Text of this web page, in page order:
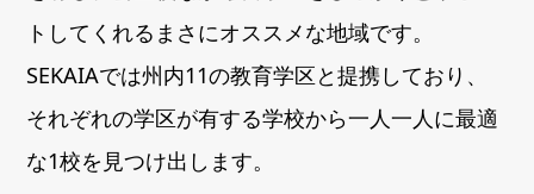
トしてくれるまさにオススメな地域です。
SEKAIAでは州内11の教育学区と提携しており、
それぞれの学区が有する学校から一人一人に最適
な1校を見つけ出します。